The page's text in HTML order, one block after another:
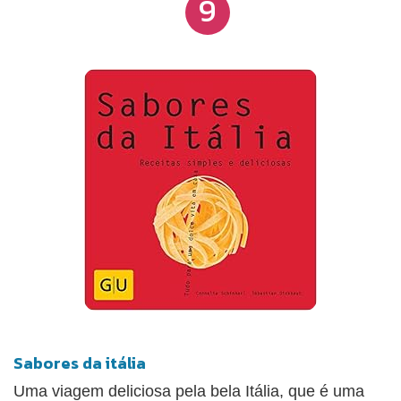
que encante a família, os convidados e os clientes.
9
Sabores da itália
Uma viagem deliciosa pela bela Itália, que é uma